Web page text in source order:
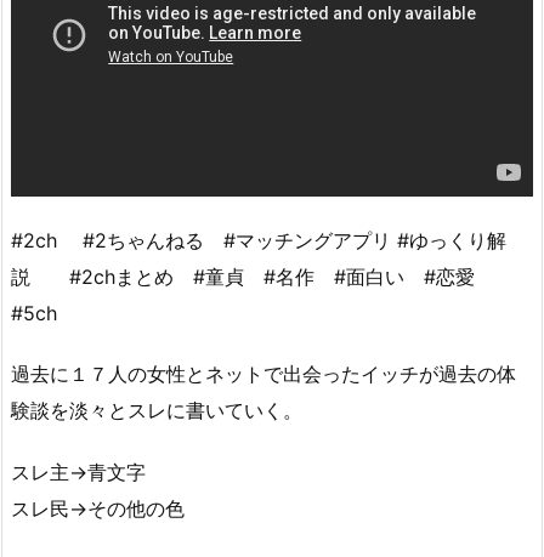
#2ch #2ちゃんねる #マッチングアプリ #ゆっくり解
説 #2chまとめ #童貞 #名作 #面白い #恋愛
#5ch
過去に１７人の女性とネットで出会ったイッチが過去の体
験談を淡々とスレに書いていく。
スレ主→青文字
スレ民→その他の色